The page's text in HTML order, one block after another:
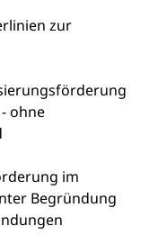
zur
ohne
im
Begründung